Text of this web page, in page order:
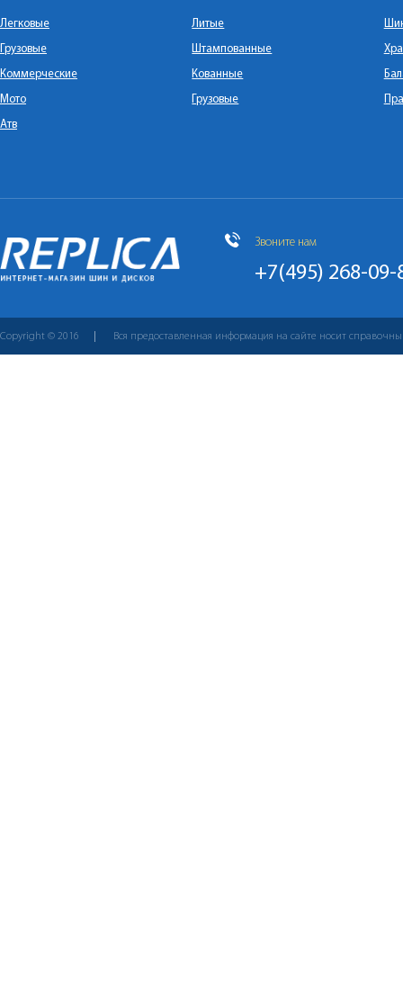
Легковые
Грузовые
Коммерческие
Мото
Атв
Литые
Штампованные
Кованные
Грузовые
Звоните нам
+7(495) 268-09-
Copyright © 2016 Вся предоставленная информация на сайте носит